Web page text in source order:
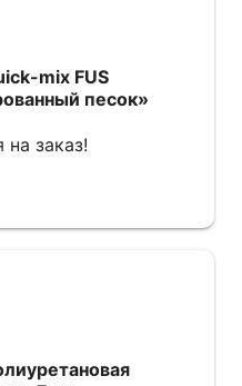
mix FUS
песок»
заказ!
с мешками!